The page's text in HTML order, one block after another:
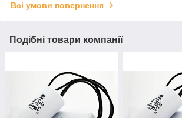
Всі умови повернення
Подібні товари компанії